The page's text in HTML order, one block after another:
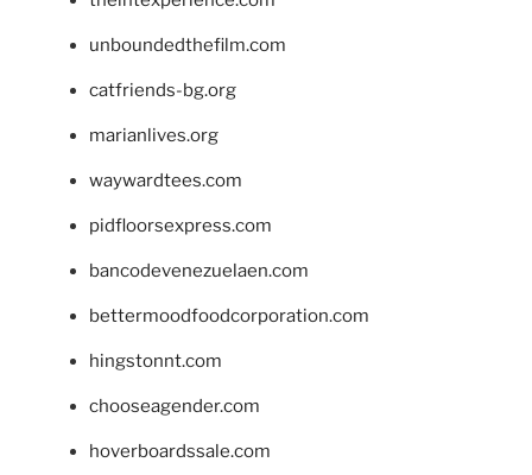
unboundedthefilm.com
catfriends-bg.org
marianlives.org
waywardtees.com
pidfloorsexpress.com
bancodevenezuelaen.com
bettermoodfoodcorporation.com
hingstonnt.com
chooseagender.com
hoverboardssale.com